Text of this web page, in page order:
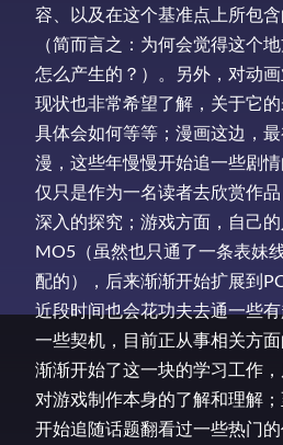
容、以及在这个基准点上所包
（简而言之：为何会觉得这个
怎么产生的？）。另外，对动
现状也非常希望了解，关于它
具体会如何等等；漫画这边，
漫，这些年慢慢开始追一些剧
仅只是作为一名读者去欣赏作
深入的探究；游戏方面，自己
MO5（虽然也只通了一条表妹
配的），后来渐渐开始扩展到
近段时间也会花功夫去通一些
一些契机，目前正从事相关方
渐渐开始了这一块的学习工作
对游戏制作本身的了解和理解
开始追随话题翻看过一些热门